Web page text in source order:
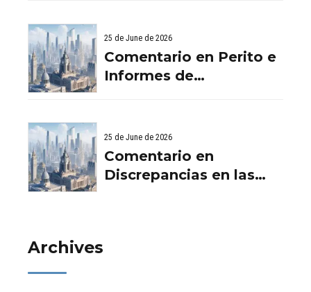
Aurema Group - Grupo
Aurema -
Rehabilitaciones y
Debes Saber
25 de June de 2026
Comentario en Perito e
Informes de
Viviendas: Lo Que
Debes Saber por
empresa de desatascos
en Huelva
25 de June de 2026
Comentario en
Discrepancias en las
Archives